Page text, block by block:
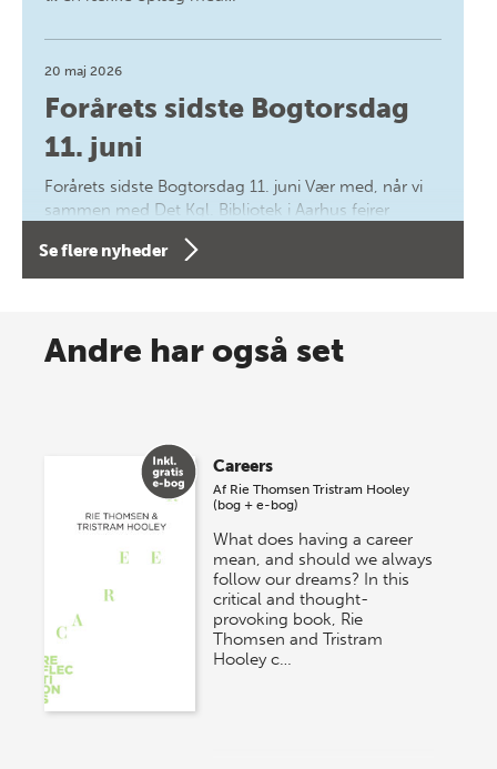
20 maj 2026
Forårets sidste Bogtorsdag
11. juni
Forårets sidste Bogtorsdag 11. juni Vær med, når vi
sammen med Det Kgl. Bibliotek i Aarhus fejrer
forfatterne bag vores nyes…
Spar op til 70% til sommer-
store sommer-lagersalg, så sæt kryds i kalenderen
onsdag den 10. j…
Se flere nyheder
Andre har også set
Careers
Af Rie Thomsen Tristram Hooley
(bog + e-bog)
What does having a career
mean, and should we always
follow our dreams? In this
critical and thought-
provoking book, Rie
Thomsen and Tristram
Hooley c…